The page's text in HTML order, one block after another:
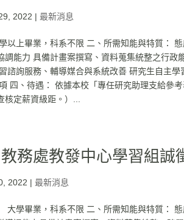
2022 |最新消息
以上畢業，科系不限 二、所需知能與特質：
調能力 具備計畫案撰寫、資料蒐集統整之行
諮詢服務、輔導媒合與系統改善 研究生自主
四、待遇： 依據本校「專任研究助理支給參
定薪資級距。）...
務處教發中心學習組誠
2022 |最新消息
畢業，科系不限 二、所需知能與特質： 態